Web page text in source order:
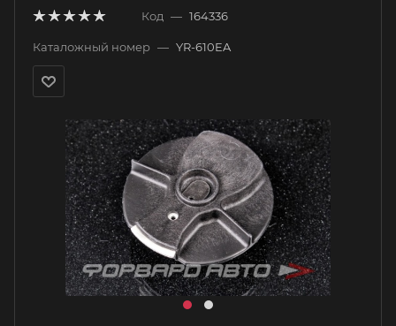
Код — 164336
Каталожный номер — YR-610EA